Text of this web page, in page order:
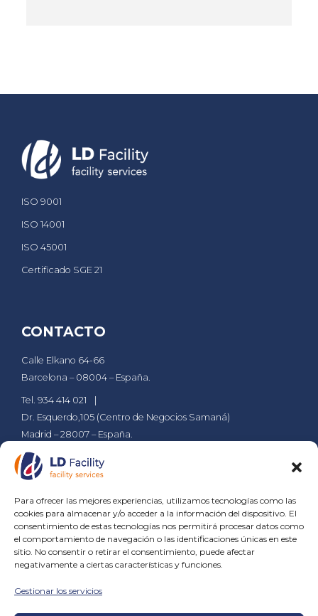
Para ofrecer las mejores experiencias, utilizamos tecnologías como las
cookies para almacenar y/o acceder a la información del dispositivo. El
consentimiento de estas tecnologías nos permitirá procesar datos como
el comportamiento de navegación o las identificaciones únicas en este
sitio. No consentir o retirar el consentimiento, puede afectar
negativamente a ciertas características y funciones.
Gestionar los servicios
ISO 9001
ISO 14001
ISO 45001
Certificado SGE 21
CONTACTO
Calle Elkano 64-66
Barcelona – 08004 – España.
Tel. 934 414 021
Dr. Esquerdo,105 (Centro de Negocios Samaná)
Madrid – 28007 – España.
Tel. 911 610 029
PÁGINAS
Empresa Compromiso Contacto Blog
SERVICIOS
Servicios de Jardinería
Servicios de Limpieza